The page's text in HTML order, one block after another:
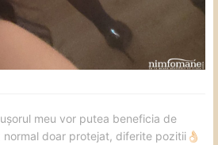
meu vor putea beneficia de
normal doar protejat, diferite pozitii👌🏻